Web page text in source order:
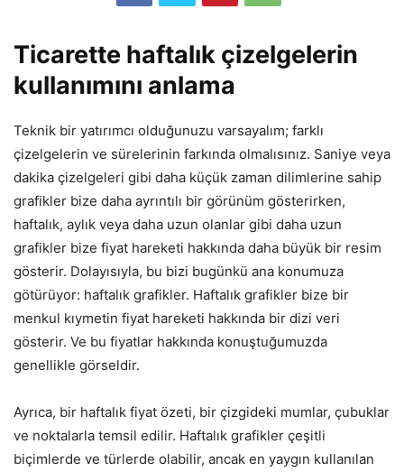
Ticarette haftalık çizelgelerin
kullanımını anlama
Teknik bir yatırımcı olduğunuzu varsayalım; farklı
çizelgelerin ve sürelerinin farkında olmalısınız. Saniye veya
dakika çizelgeleri gibi daha küçük zaman dilimlerine sahip
grafikler bize daha ayrıntılı bir görünüm gösterirken,
haftalık, aylık veya daha uzun olanlar gibi daha uzun
grafikler bize fiyat hareketi hakkında daha büyük bir resim
gösterir. Dolayısıyla, bu bizi bugünkü ana konumuza
götürüyor: haftalık grafikler. Haftalık grafikler bize bir
menkul kıymetin fiyat hareketi hakkında bir dizi veri
gösterir. Ve bu fiyatlar hakkında konuştuğumuzda
genellikle görseldir.
Ayrıca, bir haftalık fiyat özeti, bir çizgideki mumlar, çubuklar
ve noktalarla temsil edilir. Haftalık grafikler çeşitli
biçimlerde ve türlerde olabilir, ancak en yaygın kullanılan